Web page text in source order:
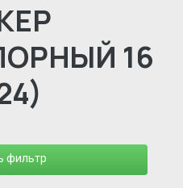
16
фильтр